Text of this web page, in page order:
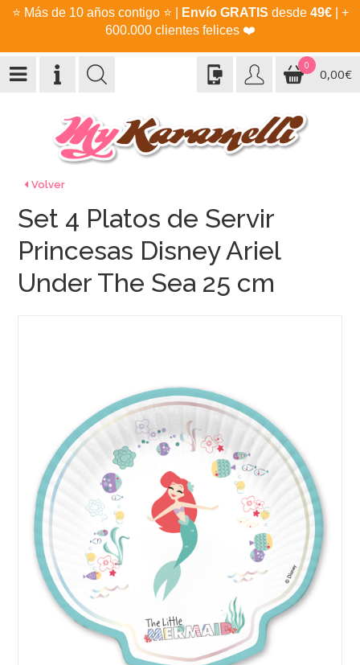
⭐ Más de 10 años contigo ⭐ Envío GRATIS desde 49€| +
600.000 clientes felices ❤️
0
0,00€
Volver
Set 4 Platos de Servir
Princesas Disney Ariel
Under The Sea 25 cm